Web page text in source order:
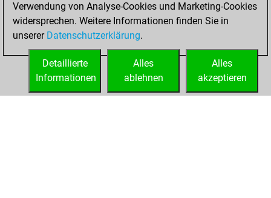
your Fritz account
Fritz
You
account
Studies
Verwendung von Analyse-Cookies und Marketing-Cookies
widersprechen. Weitere Informationen finden Sie in
unserer Datenschutzerklärung.
Alles
akzeptieren
Alles
ablehnen
Detaillierte
Informationen